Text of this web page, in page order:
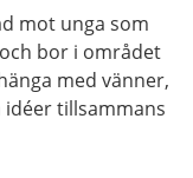
mot unga som
bor i området
med vänner,
idéer tillsammans